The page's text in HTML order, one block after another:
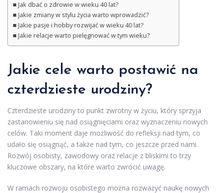
Jak dbać o zdrowie w wieku 40 lat?
Jakie zmiany w stylu życia warto wprowadzić?
Jakie pasje i hobby rozwijać w wieku 40 lat?
Jakie relacje warto pielęgnować w tym wieku?
Jakie cele warto postawić na
czterdzieste urodziny?
Czterdzieste urodziny to punkt zwrotny w życiu, który sprzyja
zastanowieniu się nad osiągnięciami oraz wyznaczeniu nowych
celów. Taki moment daje możliwość do refleksji nad tym, co
udało się osiągnąć, a także nad tym, co jeszcze przed nami.
Rozwój osobisty, zawodowy oraz relacje z bliskimi to trzy
kluczowe obszary, na które warto zwrócić uwagę.
W ramach rozwoju osobistego można rozważyć naukę nowych